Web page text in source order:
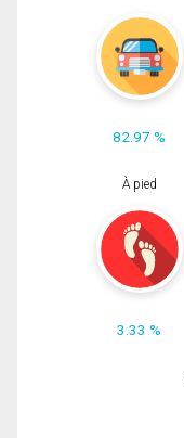
82.97 %
À pied
3.33 %